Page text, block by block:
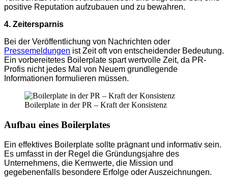
positive Reputation aufzubauen und zu bewahren.
4. Zeitersparnis
Bei der Veröffentlichung von Nachrichten oder
Pressemeldungen ist Zeit oft von entscheidender Bedeutung.
Ein vorbereitetes Boilerplate spart wertvolle Zeit, da PR-
Profis nicht jedes Mal von Neuem grundlegende
Informationen formulieren müssen.
Boilerplate in der PR – Kraft der Konsistenz
Aufbau eines Boilerplates
Ein effektives Boilerplate sollte prägnant und informativ sein.
Es umfasst in der Regel die Gründungsjahre des
Unternehmens, die Kernwerte, die Mission und
gegebenenfalls besondere Erfolge oder Auszeichnungen.